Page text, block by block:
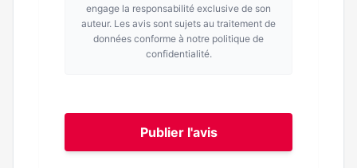
engage la responsabilité exclusive de son
auteur. Les avis sont sujets au traitement de
données conforme à notre politique de
confidentialité.
Publier l'avis